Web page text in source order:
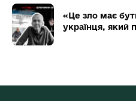
«Це зло має
українця, який